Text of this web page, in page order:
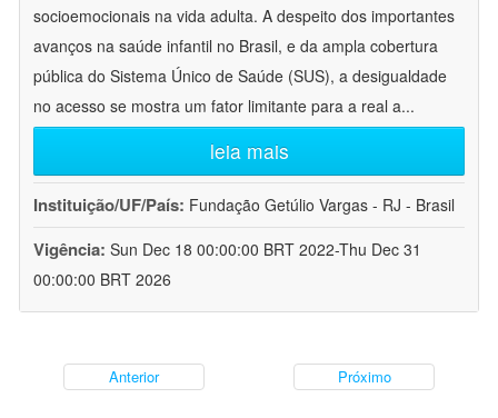
socioemocionais na vida adulta. A despeito dos importantes
avanços na saúde infantil no Brasil, e da ampla cobertura
pública do Sistema Único de Saúde (SUS), a desigualdade
no acesso se mostra um fator limitante para a real a...
leia mais
Instituição/UF/País: Fundação Getúlio Vargas - RJ - Brasil
Vigência: Sun Dec 18 00:00:00 BRT 2022-Thu Dec 31
00:00:00 BRT 2026
Anterior Próximo